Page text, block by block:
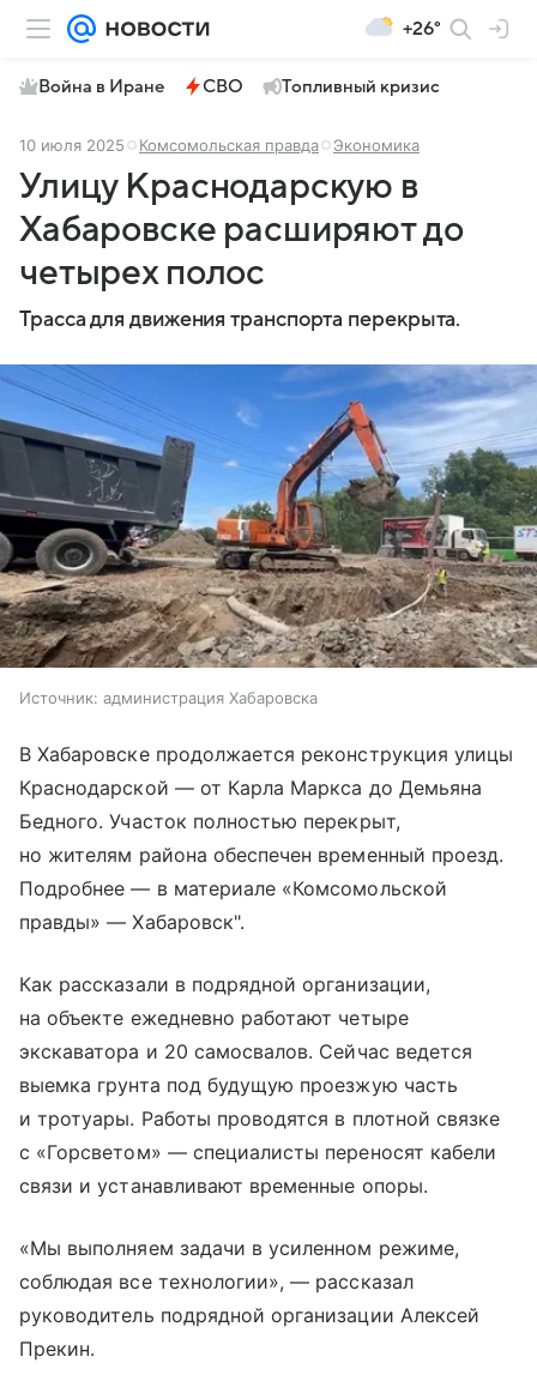
+26°
Война в Иране СВО Топливный кризис
10 июля 2025 Комсомольская правда Экономика
Улицу Краснодарскую в
Хабаровске расширяют до
четырех полос
Трасса для движения транспорта перекрыта.
Источник: администрация Хабаровска
В Хабаровске продолжается реконструкция улицы
Краснодарской — от Карла Маркса до Демьяна
Бедного. Участок полностью перекрыт,
но жителям района обеспечен временный проезд.
Подробнее — в материале «Комсомольской
правды» — Хабаровск".
Как рассказали в подрядной организации,
на объекте ежедневно работают четыре
экскаватора и 20 самосвалов. Сейчас ведется
выемка грунта под будущую проезжую часть
и тротуары. Работы проводятся в плотной связке
с «Горсветом» — специалисты переносят кабели
связи и устанавливают временные опоры.
«Мы выполняем задачи в усиленном режиме,
соблюдая все технологии», — рассказал
руководитель подрядной организации Алексей
Прекин.